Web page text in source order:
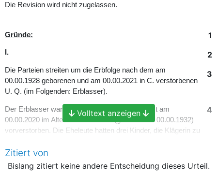
Die Revision wird nicht zugelassen.
1
Gründe:
2
I.
3
Die Parteien streiten um die Erbfolge nach dem am
00.00.1928 geborenen und am 00.00.2021 in C. verstorbenen
U. Q. (im Folgenden: Erblasser).
4
Der Erblasser war mit F. L. Q. verheiratet. Sie ist am
00.00.2020 im Alter von 87 Jahren (geboren am 00.00.1932)
vorverstorben. Die Eheleute hatten drei Kinder, die Klägerin zu
Die Eheleute Q. schlossen mit den beiden Klägern am
04.12.2015 vor dem Notar Dr. N. W. in X. einen Erb- und
Volltext anzeigen
Zitiert von
Bislang zitiert keine andere Entscheidung dieses Urteil.